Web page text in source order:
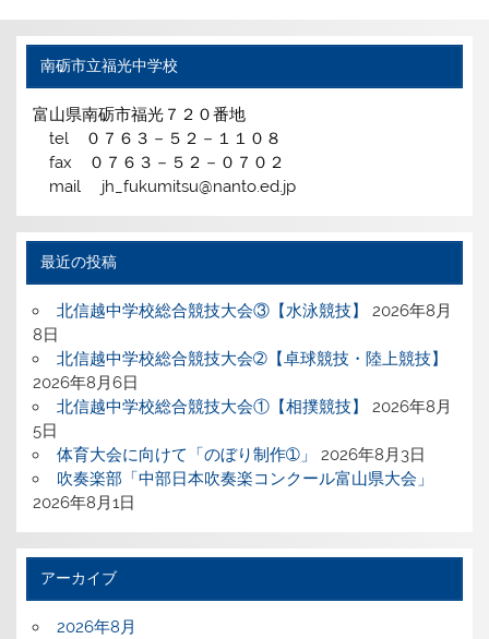
南砺市立福光中学校
富山県南砺市福光７２０番地
tel ０７６３－５２－１１０８
fax ０７６３－５２－０７０２
mail jh_fukumitsu@nanto.ed.jp
最近の投稿
北信越中学校総合競技大会③【水泳競技】
2026年8月
8日
北信越中学校総合競技大会➁【卓球競技・陸上競技】
2026年8月6日
北信越中学校総合競技大会①【相撲競技】
2026年8月
5日
体育大会に向けて「のぼり制作➀」
2026年8月3日
吹奏楽部「中部日本吹奏楽コンクール富山県大会」
2026年8月1日
アーカイブ
2026年8月